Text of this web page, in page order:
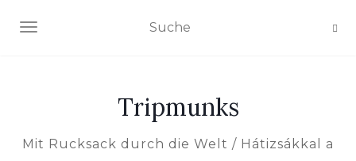
NAVIGATION EIN-/AUSSCHALTEN
Tripmunks
Mit Rucksack durch die Welt / Hátizsákkal a